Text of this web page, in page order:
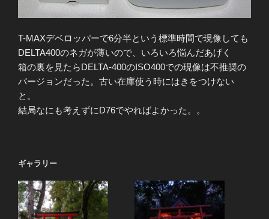
T-MAXデベロッパーで6分半という標準時間で現像しても
DELTA400のネガが薄いので、いろいろ悩んだあげく
箱の裏を見たらDELTA-400のISO400での現像は不推奨の
バージョンだった。古い在庫使う時にはきをつけない
と。
結局なにも考えずにD76でやればよかった。。
ギャラリー